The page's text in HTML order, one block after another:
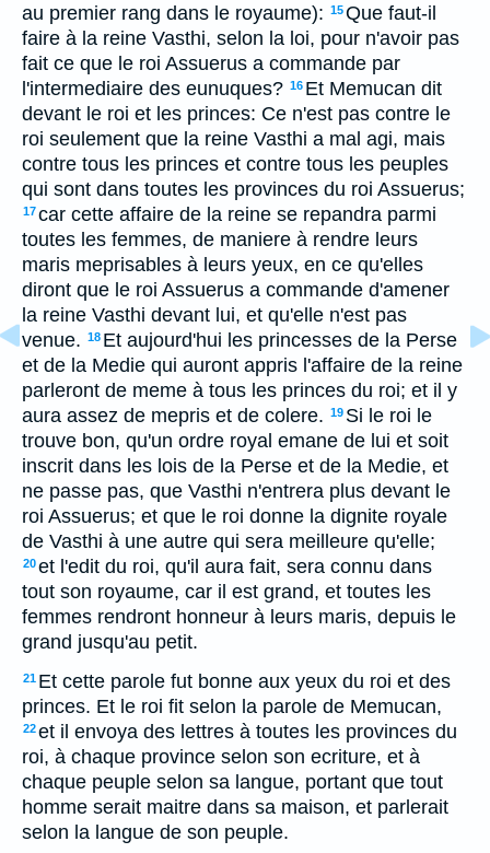
au premier rang dans le royaume): 15Que faut-il
faire à la reine Vasthi, selon la loi, pour n'avoir pas
fait ce que le roi Assuerus a commande par
l'intermediaire des eunuques? 16 Et Memucan dit
devant le roi et les princes: Ce n'est pas contre le
roi seulement que la reine Vasthi a mal agi, mais
contre tous les princes et contre tous les peuples
qui sont dans toutes les provinces du roi Assuerus;
17car cette affaire de la reine se repandra parmi
toutes les femmes, de maniere à rendre leurs
maris meprisables à leurs yeux, en ce qu'elles
diront que le roi Assuerus a commande d'amener
la reine Vasthi devant lui, et qu'elle n'est pas
venue. 18 Et aujourd'hui les princesses de la Perse
et de la Medie qui auront appris l'affaire de la reine
parleront de meme à tous les princes du roi; et il y
aura assez de mepris et de colere. 19 Si le roi le
trouve bon, qu'un ordre royal emane de lui et soit
inscrit dans les lois de la Perse et de la Medie, et
ne passe pas, que Vasthi n'entrera plus devant le
roi Assuerus; et que le roi donne la dignite royale
de Vasthi à une autre qui sera meilleure qu'elle;
20et l'edit du roi, qu'il aura fait, sera connu dans
tout son royaume, car il est grand, et toutes les
femmes rendront honneur à leurs maris, depuis le
grand jusqu'au petit.
21 Et cette parole fut bonne aux yeux du roi et des
princes. Et le roi fit selon la parole de Memucan,
22et il envoya des lettres à toutes les provinces du
roi, à chaque province selon son ecriture, et à
chaque peuple selon sa langue, portant que tout
homme serait maitre dans sa maison, et parlerait
selon la langue de son peuple.